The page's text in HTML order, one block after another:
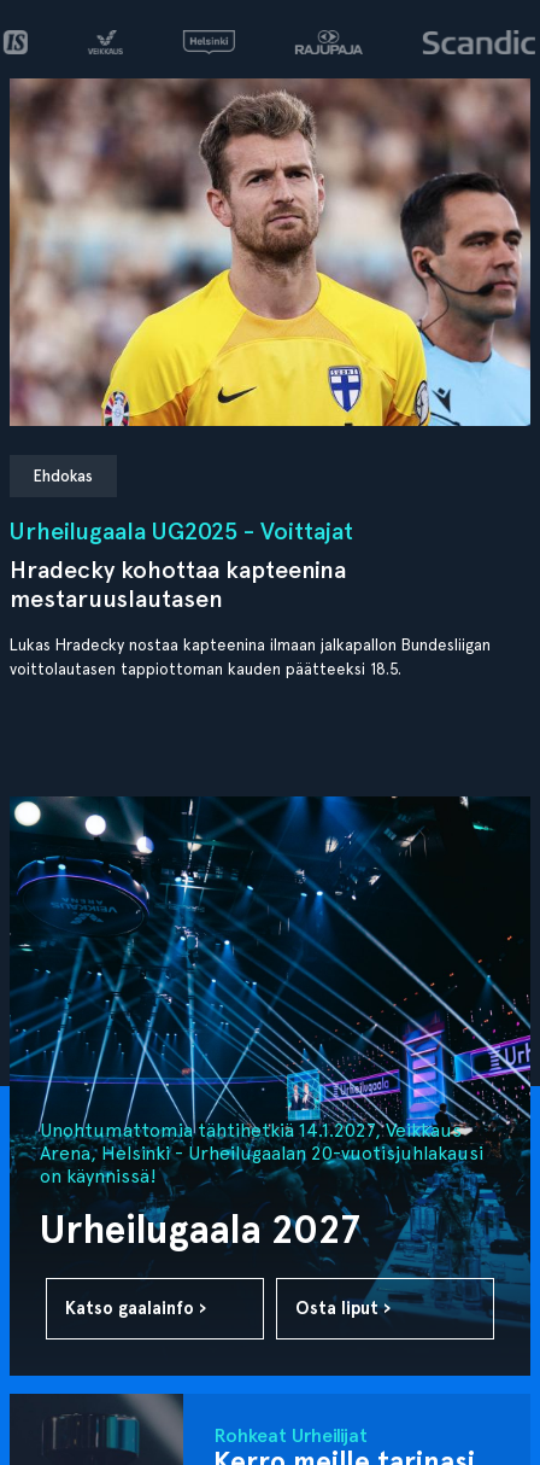
Ehdokas
Urheilugaala UG2025 - Voittajat
Hradecky kohottaa kapteenina
mestaruuslautasen
Lukas Hradecky nostaa kapteenina ilmaan jalkapallon Bundesliigan
voittolautasen tappiottoman kauden päätteeksi 18.5.
Unohtumattomia tähtihetkiä 14.1.2027, Veikkaus
Arena, Helsinki - Urheilugaalan 20-vuotisjuhlakausi
on käynnissä!
Urheilugaala 2027
Katso gaalainfo › Osta liput ›
Rohkeat Urheilijat